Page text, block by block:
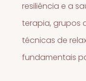
resiliência e a
terapia, grupos
técnicas de
fundamentais